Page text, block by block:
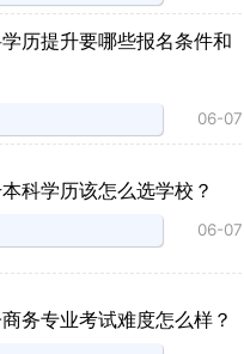
历提升要哪些报名条件和
06-07
科学历该怎么选学校？
06-07
务专业考试难度怎么样？